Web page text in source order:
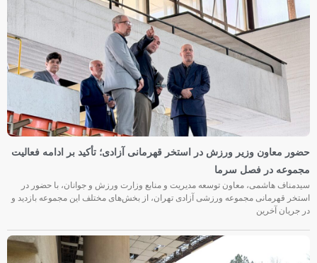
حضور معاون وزیر ورزش در استخر قهرمانی آزادی؛ تأکید بر ادامه فعالیت
مجموعه در فصل سرما
سیدمناف هاشمی، معاون توسعه مدیریت و منابع وزارت ورزش و جوانان، با حضور در
استخر قهرمانی مجموعه ورزشی آزادی تهران، از بخش‌های مختلف این مجموعه بازدید و
در جریان آخرین